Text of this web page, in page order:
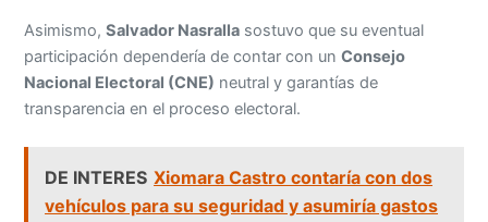
Asimismo,Salvador Nasralla sostuvo que su eventual
participación dependería de contar con unConsejo
Nacional Electoral (CNE) neutral y garantías de
transparencia en el proceso electoral.
DE INTERES Xiomara Castro contaría con dos
vehículos para su seguridad y asumiría gastos